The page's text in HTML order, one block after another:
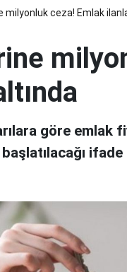
milyonluk ceza! Emlak
göre emlak
ifade